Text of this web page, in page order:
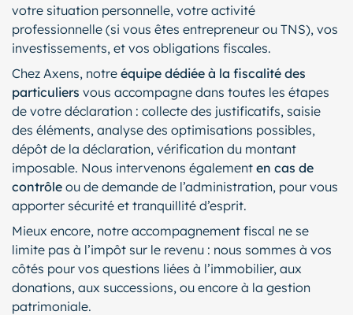
votre situation personnelle, votre activité
professionnelle (si vous êtes entrepreneur ou TNS), vos
investissements, et vos obligations fiscales.
Chez Axens, notre équipe dédiée à la fiscalité des
particuliers vous accompagne dans toutes les étapes
de votre déclaration : collecte des justificatifs, saisie
des éléments, analyse des optimisations possibles,
dépôt de la déclaration, vérification du montant
imposable. Nous intervenons également en cas de
contrôle ou de demande de l’administration, pour vous
apporter sécurité et tranquillité d’esprit.
Mieux encore, notre accompagnement fiscal ne se
limite pas à l’impôt sur le revenu : nous sommes à vos
côtés pour vos questions liées à l’immobilier, aux
donations, aux successions, ou encore à la gestion
patrimoniale.